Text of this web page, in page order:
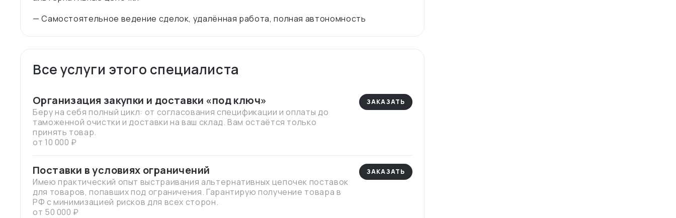
Все услуги этого специалиста
Организация закупки и доставки «под ключ»
Беру на себя полный цикл: от согласования спецификации и оплаты до
таможенной очистки и доставки на ваш склад. Вам остаётся только
принять товар.
от 10 000 ₽
ЗАКАЗАТЬ
Поставки в условиях ограничений
Имею практический опыт выстраивания альтернативных цепочек поставок
для товаров, попавших под ограничения. Гарантирую получение товара в
РФ с минимизацией рисков для всех сторон.
от 50 000 ₽
ЗАКАЗАТЬ